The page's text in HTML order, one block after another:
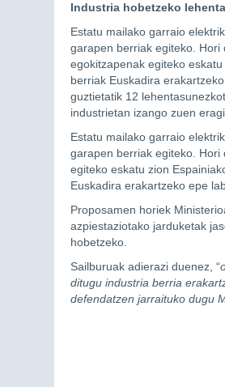
Industria hobetzeko
Estatu mailako garraio
garapen berriak egiteko.
egokitzapenak egiteko
berriak Euskadira
guztietatik 12
industrietan izango zuen
Estatu mailako garraio
garapen berriak egiteko.
egiteko eskatu zion
Euskadira erakartzeko epe
Proposamen horiek
azpiestaziotako jarduketak
hobetzeko.
Sailburuak adierazi duenez, “
ditugu industria berria
defendatzen jarraituko dugu